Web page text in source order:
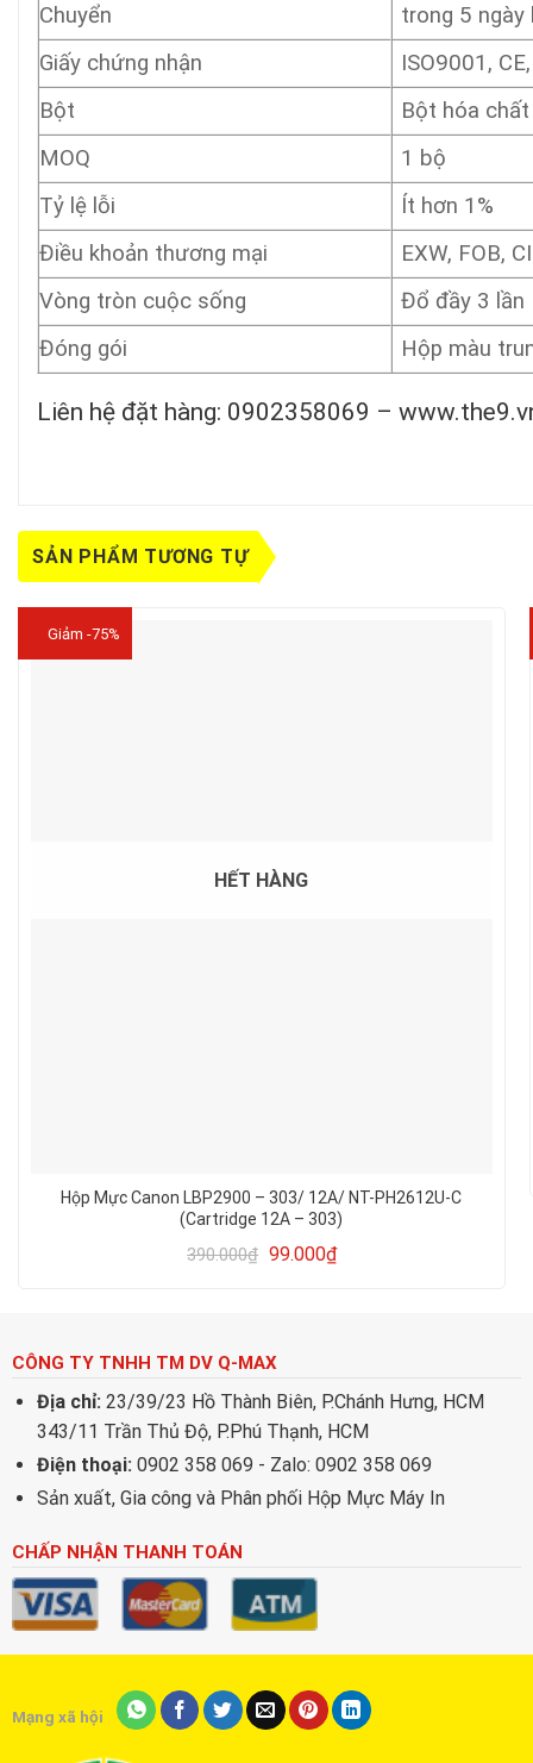
Chuyển
trong 5 ngày
Giấy chứng nhận
ISO9001,
Bột
Bột hóa
MOQ
1 bộ
Tỷ lệ lỗi
Ít hơn 1%
Điều khoản thương mại
EXW, FOB,
Vòng tròn cuộc sống
Đổ đầy 3 lần
Đóng gói
Hộp màu
Liên hệ đặt hàng: 0902358069 –
SẢN PHẨM TƯƠNG TỰ
Giảm -75%
HẾT HÀNG
Hộp Mực Canon LBP2900 – 303/ 12A/ NT-PH2612U-C
(Cartridge 12A – 303)
390.000₫ 99.000₫
CÔNG TY TNHH TM DV Q-MAX
Địa chỉ: 23/39/23 Hồ Thành Biên, P.Chánh Hưng, HCM
343/11 Trần Thủ Độ, P.Phú Thạnh, HCM
Điện thoại: 0902 358 069 - Zalo: 0902 358 069
Sản xuất, Gia công và Phân phối Hộp Mực Máy In
CHẤP NHẬN THANH TOÁN
Mạng xã hội